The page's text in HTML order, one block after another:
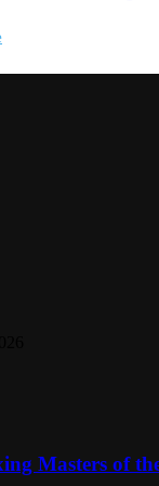
Masters of